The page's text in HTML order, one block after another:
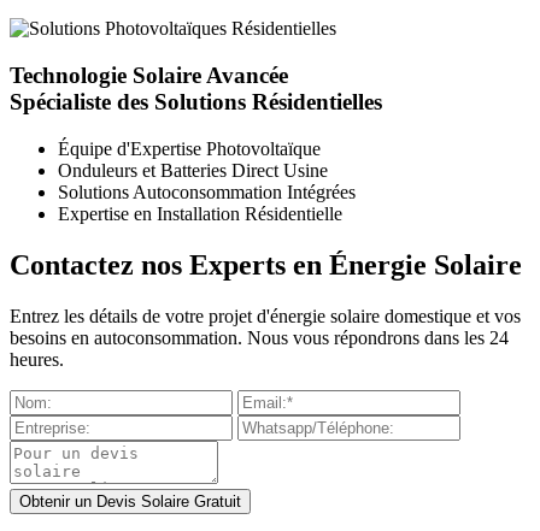
Technologie Solaire Avancée
Spécialiste des Solutions Résidentielles
Équipe d'Expertise Photovoltaïque
Onduleurs et Batteries Direct Usine
Solutions Autoconsommation Intégrées
Expertise en Installation Résidentielle
Contactez nos Experts en Énergie Solaire
Entrez les détails de votre projet d'énergie solaire domestique et vos
besoins en autoconsommation. Nous vous répondrons dans les 24
heures.